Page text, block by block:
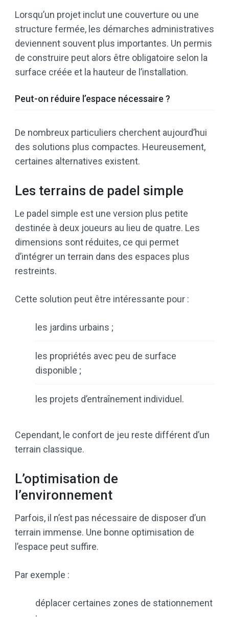
Lorsqu’un projet inclut une couverture ou une
structure fermée, les démarches administratives
deviennent souvent plus importantes. Un permis
de construire peut alors être obligatoire selon la
surface créée et la hauteur de l’installation.
Peut-on réduire l’espace nécessaire ?
De nombreux particuliers cherchent aujourd’hui
des solutions plus compactes. Heureusement,
certaines alternatives existent.
Les terrains de padel simple
Le padel simple est une version plus petite
destinée à deux joueurs au lieu de quatre. Les
dimensions sont réduites, ce qui permet
d’intégrer un terrain dans des espaces plus
restreints.
Cette solution peut être intéressante pour :
les jardins urbains ;
les propriétés avec peu de surface
disponible ;
les projets d’entraînement individuel.
Cependant, le confort de jeu reste différent d’un
terrain classique.
L’optimisation de
l’environnement
Parfois, il n’est pas nécessaire de disposer d’un
terrain immense. Une bonne optimisation de
l’espace peut suffire.
Par exemple :
déplacer certaines zones de stationnement